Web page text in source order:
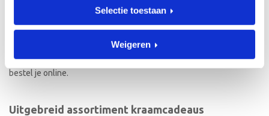
Selectie toestaan
Weigeren
Naast geboorteklompjes vind je op mijneersteklompjes.nl de meest
originele kraamcadeaus met naam. Van geboortestoeltjes en
met naam wordt met de hand geschilderd en is dus uniek! Ook de
kraamcadeaus met naam en in de stijl van het geboortekaartje
bestel je online.
Uitgebreid assortiment kraamcadeaus